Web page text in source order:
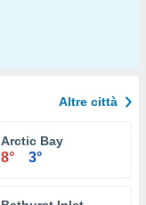
Altre città
Arctic Bay
8° 3°